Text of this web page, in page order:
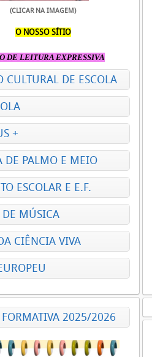
(CLICAR NA IMAGEM)
O NOSSO SÍTIO
DE LEITURA EXPRESSIVA
CULTURAL DE ESCOLA
+
DE PALMO E MEIO
ESCOLAR E E.F.
DE MÚSICA
CIÊNCIA VIVA
FORMATIVA 2025/2026